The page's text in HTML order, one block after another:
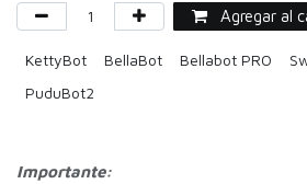
Agregar al
KettyBot BellaBot Bellabot PRO
PuduBot2
Importante: